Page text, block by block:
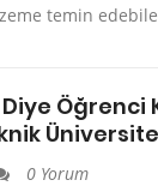
temin
Diye Öğrenci
0 Yorum